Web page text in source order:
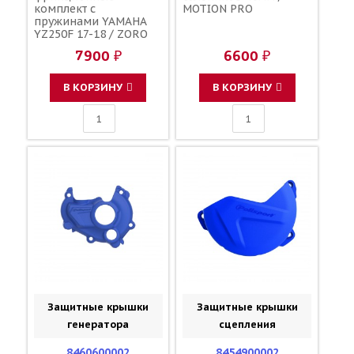
комплект с
пружинами YAMAHA
YZ250F 17-18 / ZORO
1SM-16331-00-00 5NL-
16325-20-00 90501-
230A6-00
7900 ₽
В КОРЗИНУ
MOTION PRO
6600 ₽
В КОРЗИНУ
Защитные крышки
генератора
Защитные крышки
сцепления